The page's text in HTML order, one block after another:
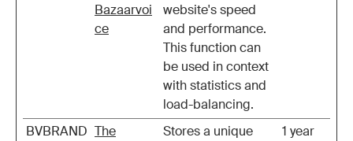
Bazaarvoi
ce
website's speed
and performance.
This function can
be used in context
with statistics and
load-balancing.
BVBRAND The
Stores a unique
1 year